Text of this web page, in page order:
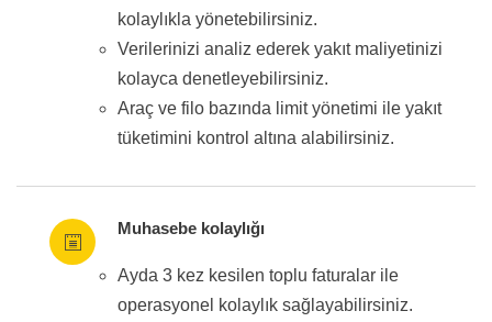
kolaylıkla yönetebilirsiniz.
Verilerinizi analiz ederek yakıt maliyetinizi
kolayca denetleyebilirsiniz.
Araç ve filo bazında limit yönetimi ile yakıt
tüketimini kontrol altına alabilirsiniz.
Muhasebe kolaylığı
Ayda 3 kez kesilen toplu faturalar ile
operasyonel kolaylık sağlayabilirsiniz.